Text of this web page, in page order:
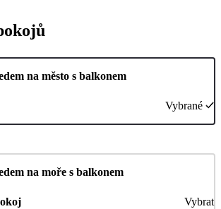
na město s balkonem
Vybrané
na moře s balkonem
Vybrat